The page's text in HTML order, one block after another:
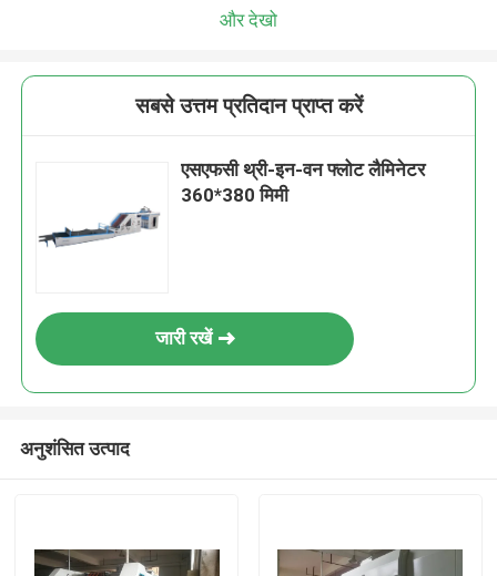
और देखो
सबसे उत्तम प्रतिदान प्राप्त करें
एसएफसी थ्री-इन-वन फ्लोट लैमिनेटर
360*380 मिमी
जारी रखें
अनुशंसित उत्पाद